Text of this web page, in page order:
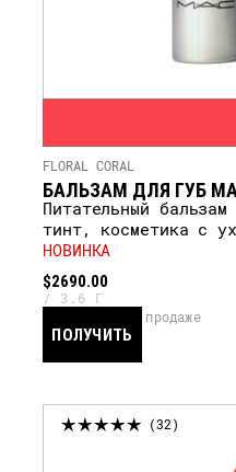
FLORAL CORAL
БАЛЬЗАМ ДЛЯ ГУБ
Питательный бальзам для губ, сияющий
тинт, косметика с
НОВИНКА
$2690.00
3.6 Г
ПОЛУЧИТЬ
скоро в продаже
32